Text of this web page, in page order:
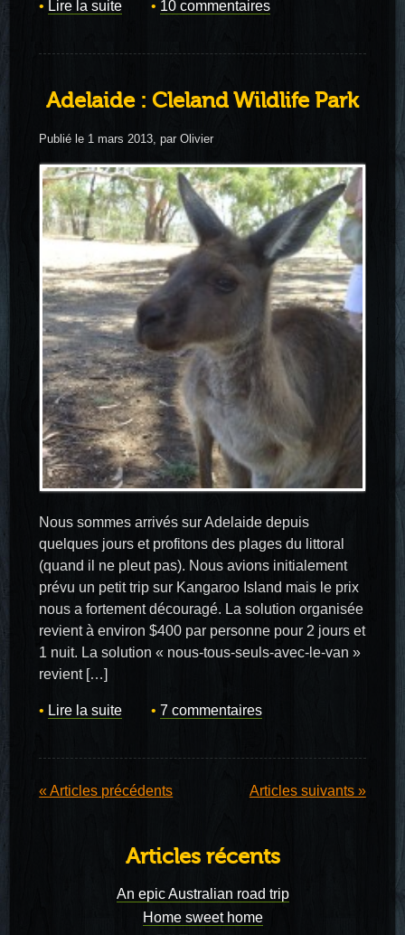
Lire la suite 10 commentaires
Adelaide : Cleland Wildlife Park
Publié le 1 mars 2013, par Olivier
Nous sommes arrivés sur Adelaide depuis
quelques jours et profitons des plages du littoral
(quand il ne pleut pas). Nous avions initialement
prévu un petit trip sur Kangaroo Island mais le prix
nous a fortement découragé. La solution organisée
revient à environ $400 par personne pour 2 jours et
1 nuit. La solution « nous-tous-seuls-avec-le-van »
revient […]
Lire la suite 7 commentaires
« Articles précédents Articles suivants »
Articles récents
An epic Australian road trip
Home sweet home